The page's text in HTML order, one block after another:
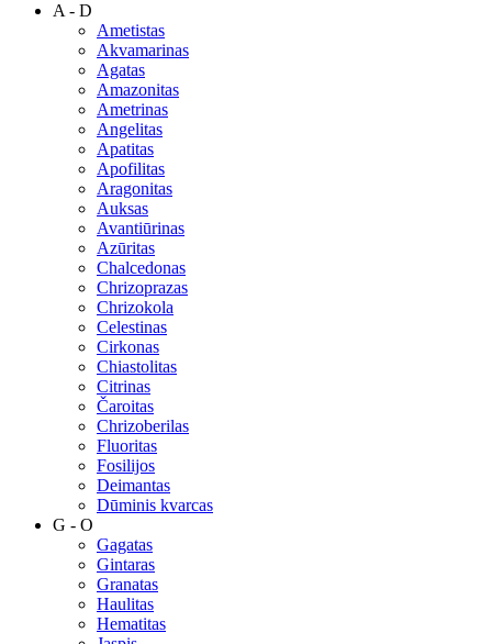
A - D
Ametistas
Akvamarinas
Agatas
Amazonitas
Ametrinas
Angelitas
Apatitas
Apofilitas
Aragonitas
Auksas
Avantiūrinas
Azūritas
Chalcedonas
Chrizoprazas
Chrizokola
Celestinas
Cirkonas
Chiastolitas
Citrinas
Čaroitas
Chrizoberilas
Fluoritas
Fosilijos
Deimantas
Dūminis kvarcas
G - O
Gagatas
Gintaras
Granatas
Haulitas
Hematitas